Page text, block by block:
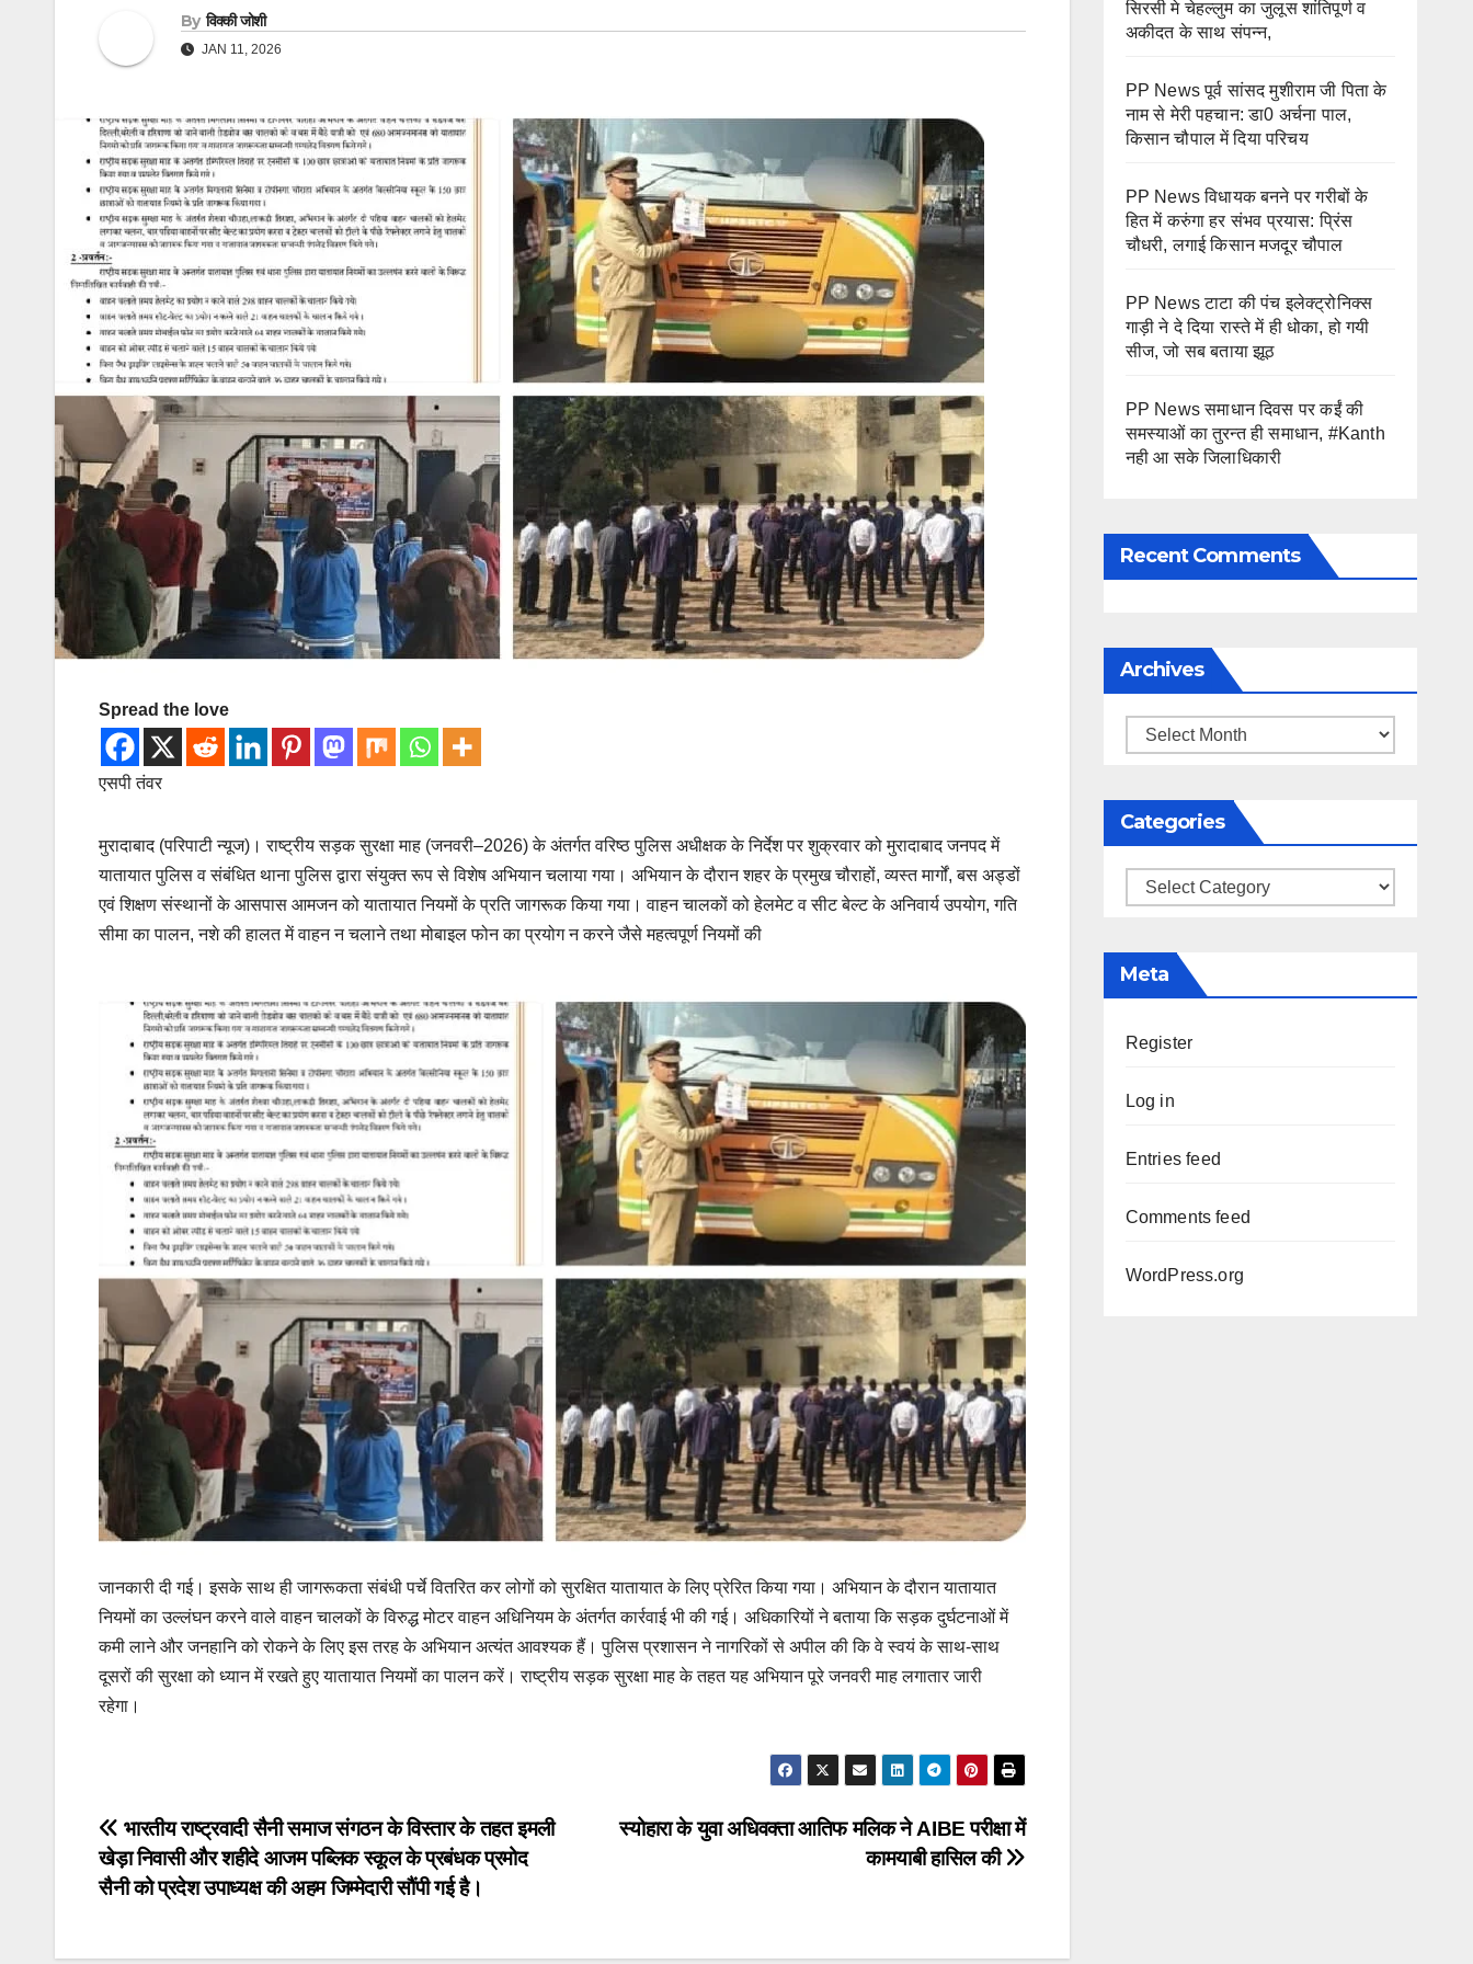
By विक्की जोशी
JAN 11, 2026
Spread the love
एसपी तंवर
मुरादाबाद (परिपाटी न्यूज)। राष्ट्रीय सड़क सुरक्षा माह (जनवरी–2026) के अंतर्गत वरिष्ठ पुलिस अधीक्षक के निर्देश पर शुक्रवार को मुरादाबाद जनपद में
यातायात पुलिस व संबंधित थाना पुलिस द्वारा संयुक्त रूप से विशेष अभियान चलाया गया। अभियान के दौरान शहर के प्रमुख चौराहों, व्यस्त मार्गों, बस अड्डों
एवं शिक्षण संस्थानों के आसपास आमजन को यातायात नियमों के प्रति जागरूक किया गया। वाहन चालकों को हेलमेट व सीट बेल्ट के अनिवार्य उपयोग, गति
सीमा का पालन, नशे की हालत में वाहन न चलाने तथा मोबाइल फोन का प्रयोग न करने जैसे महत्वपूर्ण नियमों की
जानकारी दी गई। इसके साथ ही जागरूकता संबंधी पर्चे वितरित कर लोगों को सुरक्षित यातायात के लिए प्रेरित किया गया। अभियान के दौरान यातायात
नियमों का उल्लंघन करने वाले वाहन चालकों के विरुद्ध मोटर वाहन अधिनियम के अंतर्गत कार्रवाई भी की गई। अधिकारियों ने बताया कि सड़क दुर्घटनाओं में
कमी लाने और जनहानि को रोकने के लिए इस तरह के अभियान अत्यंत आवश्यक हैं। पुलिस प्रशासन ने नागरिकों से अपील की कि वे स्वयं के साथ-साथ
दूसरों की सुरक्षा को ध्यान में रखते हुए यातायात नियमों का पालन करें। राष्ट्रीय सड़क सुरक्षा माह के तहत यह अभियान पूरे जनवरी माह लगातार जारी
रहेगा।
Post
navigation
स्योहारा के युवा अधिवक्ता आतिफ मलिक ने AIBE परीक्षा में
कामयाबी हासिल की
भारतीय राष्ट्रवादी सैनी समाज संगठन के विस्तार के तहत इमली
खेड़ा निवासी और शहीदे आजम पब्लिक स्कूल के प्रबंधक प्रमोद
सैनी को प्रदेश उपाध्यक्ष की अहम जिम्मेदारी सौंपी गई है।
सिरसी मे चेहल्लुम का जुलूस शांतिपूर्ण व
अकीदत के साथ संपन्न,
PP News पूर्व सांसद मुशीराम जी पिता के
नाम से मेरी पहचान: डा0 अर्चना पाल,
किसान चौपाल में दिया परिचय
PP News विधायक बनने पर गरीबों के
हित में करुंगा हर संभव प्रयास: प्रिंस
चौधरी, लगाई किसान मजदूर चौपाल
PP News टाटा की पंच इलेक्ट्रोनिक्स
गाड़ी ने दे दिया रास्ते में ही धोका, हो गयी
सीज, जो सब बताया झूठ
PP News समाधान दिवस पर कईं की
समस्याओं का तुरन्त ही समाधान, #Kanth
नही आ सके जिलाधिकारी
Recent Comments
Archives
Archives
Categories
Categories
Meta
Register
Log in
Entries feed
Comments feed
WordPress.org